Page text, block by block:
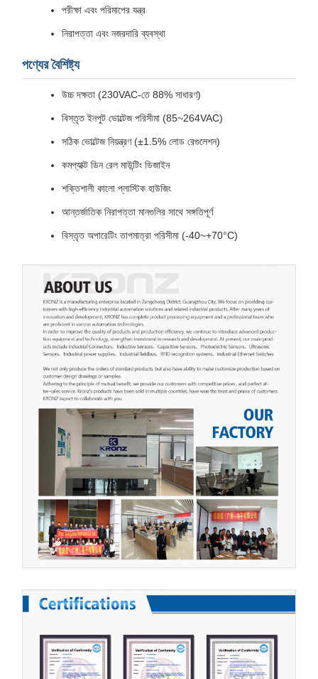
পরীক্ষা এবং পরিমাপের যন্ত্র
নিরাপত্তা এবং নজরদারি ব্যবস্থা
পণ্যের বৈশিষ্ট্য
উচ্চ দক্ষতা (230VAC-তে 88% সাধারণ)
বিস্তৃত ইনপুট ভোল্টেজ পরিসীমা (85~264VAC)
সঠিক ভোল্টেজ নিয়ন্ত্রণ (±1.5% লোড রেগুলেশন)
কমপ্যাক্ট ডিন রেল মাউন্টিং ডিজাইন
শক্তিশালী কালো প্লাস্টিক হাউজিং
আন্তর্জাতিক নিরাপত্তা মানগুলির সাথে সঙ্গতিপূর্ণ
বিস্তৃত অপারেটিং তাপমাত্রা পরিসীমা (-40~+70°C)